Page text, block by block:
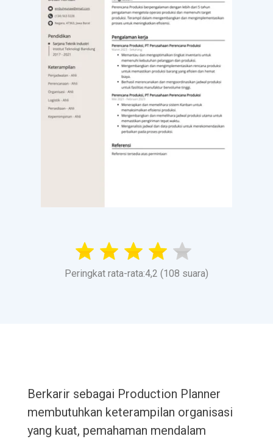
Peringkat rata-rata:4,2 (108 suara)
Berkarir sebagai Production Planner
membutuhkan keterampilan organisasi
yang kuat, pemahaman mendalam